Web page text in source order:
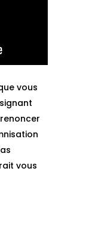
vous
vous